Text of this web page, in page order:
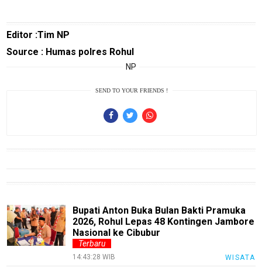
Editor :Tim NP
Source : Humas polres Rohul
NP
SEND TO YOUR FRIENDS !
Bupati Anton Buka Bulan Bakti Pramuka
2026, Rohul Lepas 48 Kontingen Jambore
Nasional ke Cibubur
Terbaru
14:43:28 WIB WISATA
Finance
Entertain
Guide
Automotive
Guide